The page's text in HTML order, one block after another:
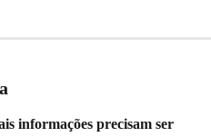
informações precisam ser